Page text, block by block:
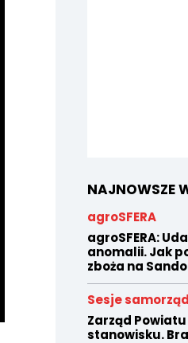
NAJNOWSZE
agroSFERA
agroSFERA:
anomalii. Jak
zboża na
Sesje
Zarząd
stanowisku.